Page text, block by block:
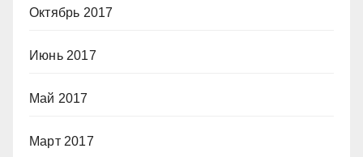
Октябрь 2017
Июнь 2017
Май 2017
Март 2017